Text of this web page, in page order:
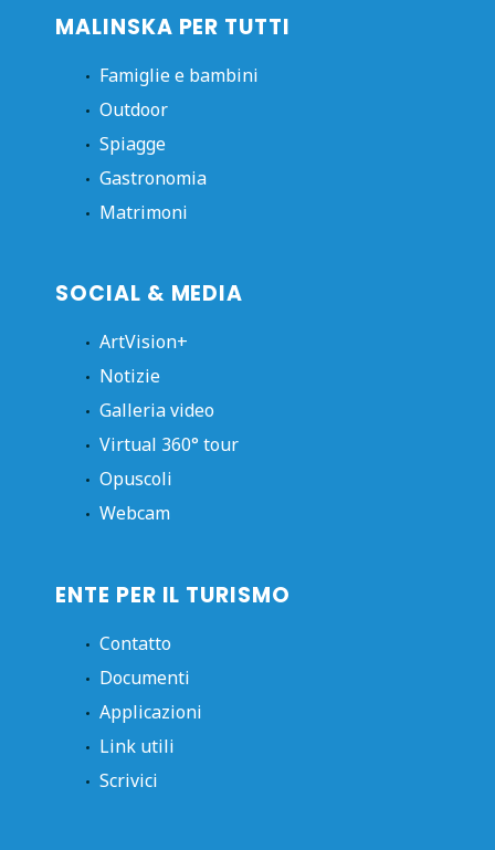
MALINSKA PER TUTTI
Famiglie e bambini
Outdoor
Spiagge
Gastronomia
Matrimoni
SOCIAL & MEDIA
ArtVision+
Notizie
Galleria video
Virtual 360° tour
Opuscoli
Webcam
ENTE PER IL TURISMO
Contatto
Documenti
Applicazioni
Link utili
Scrivici